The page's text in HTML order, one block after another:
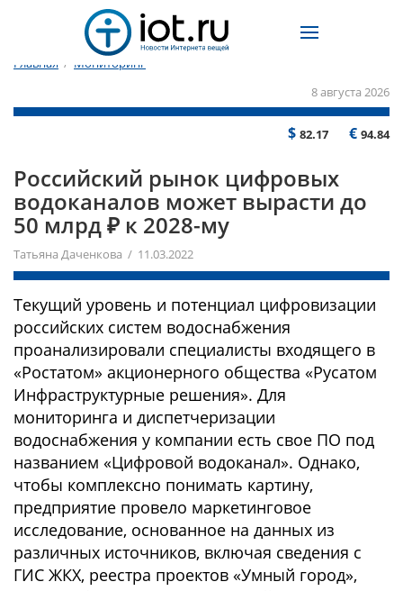
Главная / Мониторинг
8 августа 2026
$ 82.17 € 94.84
Российский рынок цифровых
водоканалов может вырасти до
50 млрд ₽ к 2028-му
Татьяна Даченкова / 11.03.2022
Текущий уровень и потенциал цифровизации
российских систем водоснабжения
проанализировали специалисты входящего в
«Ростатом» акционерного общества «Русатом
Инфраструктурные решения». Для
мониторинга и диспетчеризации
водоснабжения у компании есть свое ПО под
названием «Цифровой водоканал». Однако,
чтобы комплексно понимать картину,
предприятие провело маркетинговое
исследование, основанное на данных из
различных источников, включая сведения с
ГИС ЖКХ, реестра проектов «Умный город»,